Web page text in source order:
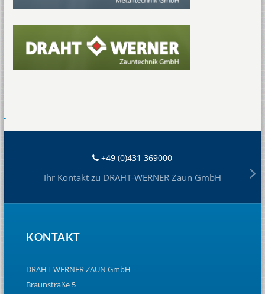
+49 (0)431 369000
Ihr Kontakt zu DRAHT-WERNER Zaun GmbH
KONTAKT
DRAHT-WERNER ZAUN GmbH
Braunstraße 5